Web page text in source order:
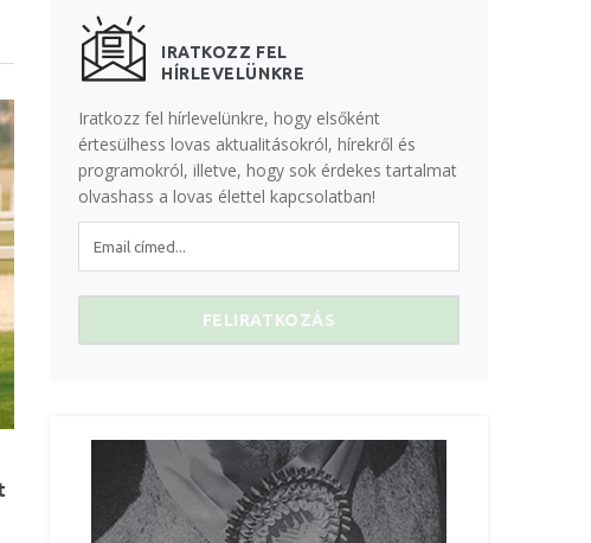
IRATKOZZ FEL
HÍRLEVELÜNKRE
Iratkozz fel hírlevelünkre, hogy elsőként
értesülhess lovas aktualitásokról, hírekről és
programokról, illetve, hogy sok érdekes tartalmat
olvashass a lovas élettel kapcsolatban!